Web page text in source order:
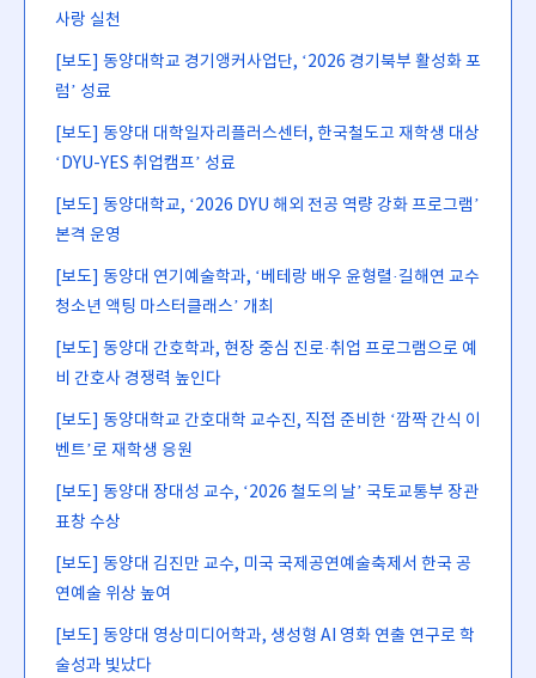
사랑 실천
[보도] 동양대학교 경기앵커사업단, ‘2026 경기북부 활성화 포
럼’ 성료
[보도] 동양대 대학일자리플러스센터, 한국철도고 재학생 대상
‘DYU-YES 취업캠프’ 성료
[보도] 동양대학교, ‘2026 DYU 해외 전공 역량 강화 프로그램’
본격 운영
[보도] 동양대 연기예술학과, ‘베테랑 배우 윤형렬·길해연 교수
청소년 액팅 마스터클래스’ 개최
[보도] 동양대 간호학과, 현장 중심 진로·취업 프로그램으로 예
비 간호사 경쟁력 높인다
[보도] 동양대학교 간호대학 교수진, 직접 준비한 ‘깜짝 간식 이
벤트’로 재학생 응원
[보도] 동양대 장대성 교수, ‘2026 철도의 날’ 국토교통부 장관
표창 수상
[보도] 동양대 김진만 교수, 미국 국제공연예술축제서 한국 공
연예술 위상 높여
[보도] 동양대 영상미디어학과, 생성형 AI 영화 연출 연구로 학
술성과 빛났다